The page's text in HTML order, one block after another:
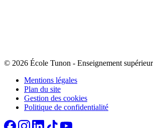
© 2026 École Tunon - Enseignement
Mentions légales
Plan du site
Gestion des cookies
Politique de confidentialité